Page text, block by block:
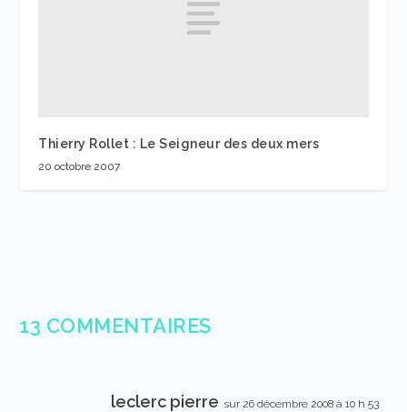
Thierry Rollet : Le Seigneur des deux mers
20 octobre 2007
13 COMMENTAIRES
leclerc pierre sur 26 décembre 2008 à 10 h 53